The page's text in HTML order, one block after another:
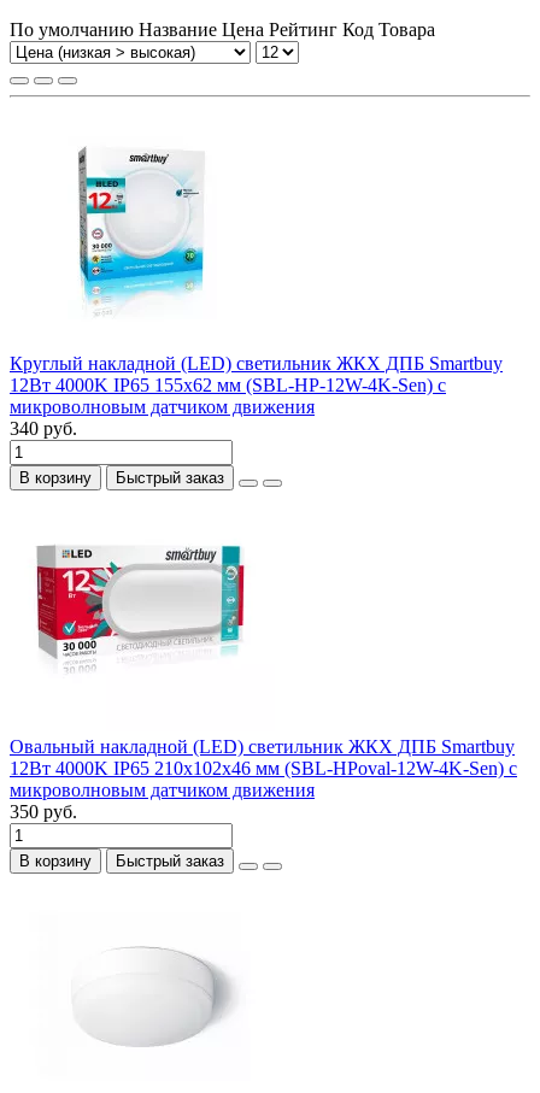
По умолчанию Название Цена Рейтинг Код Товара
Круглый накладной (LED) светильник ЖКХ ДПБ Smartbuy
12Вт 4000K IP65 155х62 мм (SBL-HP-12W-4K-Sen) с
микроволновым датчиком движения
340 руб.
В корзину Быстрый заказ
Овальный накладной (LED) светильник ЖКХ ДПБ Smartbuy
12Вт 4000K IP65 210х102х46 мм (SBL-HPoval-12W-4K-Sen) с
микроволновым датчиком движения
350 руб.
В корзину Быстрый заказ